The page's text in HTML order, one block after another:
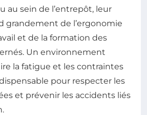
au sein de l’entrepôt, leur
grandement de l’ergonomie
et de la formation des
Un environnement
la fatigue et les contraintes
pour respecter les
et prévenir les accidents liés